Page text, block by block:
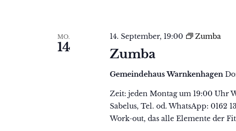
MO.
14 Zumba
14. September, 19:00 Zumba
Gemeindehaus Warnkenhagen
Zeit: jeden Montag um 19:00 Uhr
Sabelus, Tel. od. WhatsApp: 0162
Work-out, das alle Elemente der